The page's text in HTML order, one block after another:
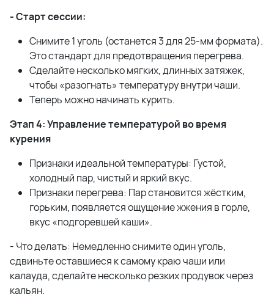
- Старт сессии:
Снимите 1 уголь (останется 3 для 25-мм формата).
Это стандарт для предотвращения перегрева.
Сделайте несколько мягких, длинных затяжек,
чтобы «разогнать» температуру внутри чаши.
Теперь можно начинать курить.
Этап 4: Управление температурой во время
курения
Признаки идеальной температуры: Густой,
холодный пар, чистый и яркий вкус.
Признаки перегрева: Пар становится жёстким,
горьким, появляется ощущение жжения в горле,
вкус «подгоревшей каши».
- Что делать: Немедленно снимите один уголь,
сдвиньте оставшиеся к самому краю чаши или
калауда, сделайте несколько резких продувок через
кальян.